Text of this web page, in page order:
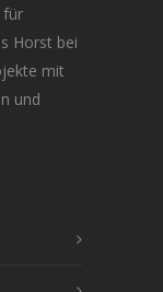
für
Horst bei
mit
und